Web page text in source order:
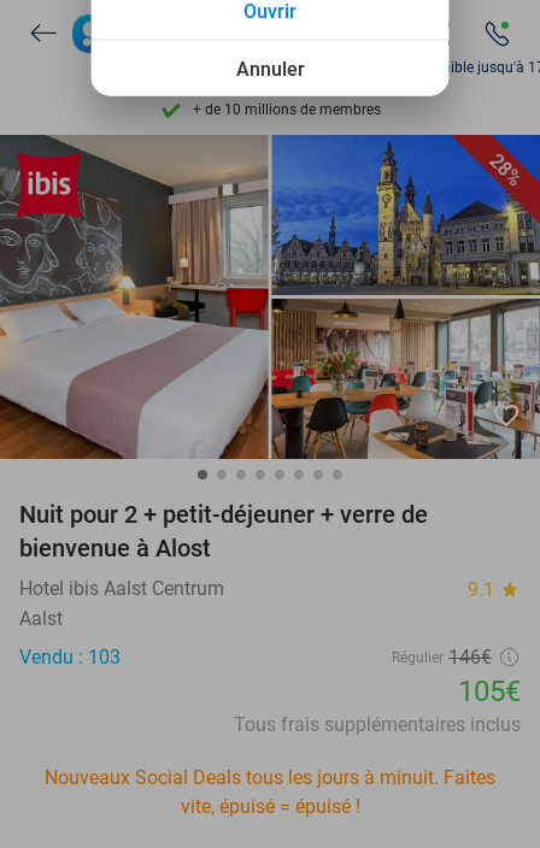
Disponible 7 jours par semaine
+ de 10 millions de membres
9,4 basé sur206 298 avis
Disponible 7 jours par semaine
+ de 10 millions de membres
Disponible jusqu'à
28%
favorite_border
Nuit pour 2 + petit-déjeuner + verre de
bienvenue à Alost
Hotel ibis Aalst Centrum 9.1 star
Aalst
Vendu : 103
Régulier 146€
105€
Tous frais supplémentaires inclus
Nouveaux Social Deals tous les jours à minuit. Faites
vite, épuisé = épuisé !
Annuler
Ouvrir